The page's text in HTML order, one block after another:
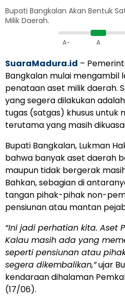
Bupati Bangkalan Akan Bentuk
Milik Daerah.
A- A
SuaraMadura.id –
Bangkalan mulai mengambil
penataan aset milik daerah.
yang segera dilakukan
tugas (satgas) khusus untuk
terutama yang masih
Bupati Bangkalan, Lukman
bahwa banyak aset daerah
maupun tidak bergerak
Bahkan, sebagian di
tangan pihak-pihak non-
pensiunan atau mantan
“Ini jadi perhatian kita. Aset
Kalau masih ada yang
seperti pensiunan atau
segera dikembalikan,”ujar
kendaraan dihalaman
(17/06).